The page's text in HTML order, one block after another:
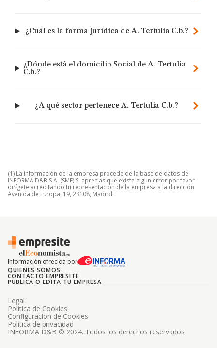
¿Cuál es la forma jurídica de A. Tertulia C.b.?
¿Dónde está el domicilio Social de A. Tertulia
C.b.?
¿A qué sector pertenece A. Tertulia C.b.?
(1) La información de la empresa procede de la base de datos de
INFORMA D&B S.A. (SME) Si aprecias que existe algún error por favor
dirígete acreditando tu representación de la empresa a la dirección
Avenida de Europa, 19, 28108, Madrid.
Información ofrecida por
QUIENES SOMOS
CONTACTO EMPRESITE
PUBLICA O EDITA TU EMPRESA
INFORMA D&B © 2024. Todos los derechos reservados
Legal
Politica de Cookies
Configuracion de Cookies
Politica de privacidad